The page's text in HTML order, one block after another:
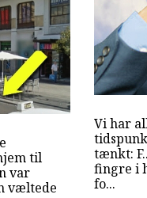
til
var
væltede
Vi har
tænkt:
fingre i
fo...